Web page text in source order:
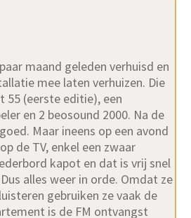
maand geleden verhuisd en
mee laten verhuizen. Die
55 (eerste editie), een
en 2 beosound 2000. Na de
Maar ineens op een avond
de TV, enkel een zwaar
kapot en dat is vrij snel
alles weer in orde. Omdat ze
gebruiken ze vaak de
is de FM ontvangst